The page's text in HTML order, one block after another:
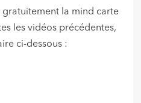
gratuitement la mind carte
les vidéos précédentes,
ci-dessous :